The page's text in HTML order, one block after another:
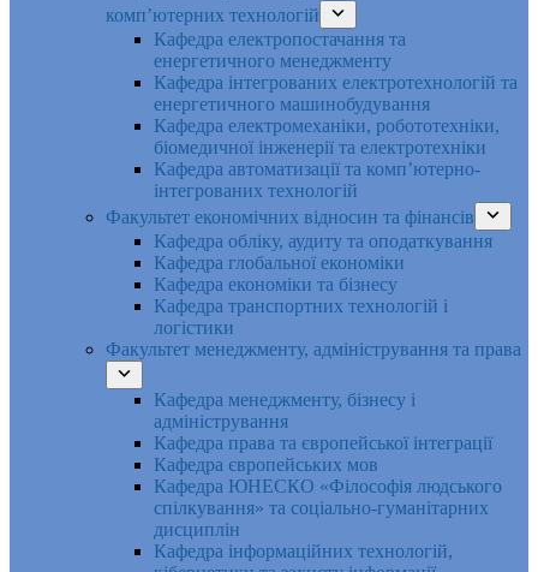
комп’ютерних технологій
Кафедра електропостачання та
енергетичного менеджменту
Кафедра інтегрованих електротехнологій та
енергетичного машинобудування
Кафедра електромеханіки, робототехніки,
біомедичної інженерії та електротехніки
Кафедра автоматизації та комп’ютерно-
інтегрованих технологій
Факультет економічних відносин та фінансів
Кафедра обліку, аудиту та оподаткування
Кафедра глобальної економіки
Кафедра економіки та бізнесу
Кафедра транспортних технологій і
логістики
Факультет менеджменту, адміністрування та права
Кафедра менеджменту, бізнесу і
адміністрування
Кафедра права та європейської інтеграції
Кафедра європейських мов
Кафедра ЮНЕСКО «Філософія людського
спілкування» та соціально-гуманітарних
дисциплін
Кафедра інформаційних технологій,